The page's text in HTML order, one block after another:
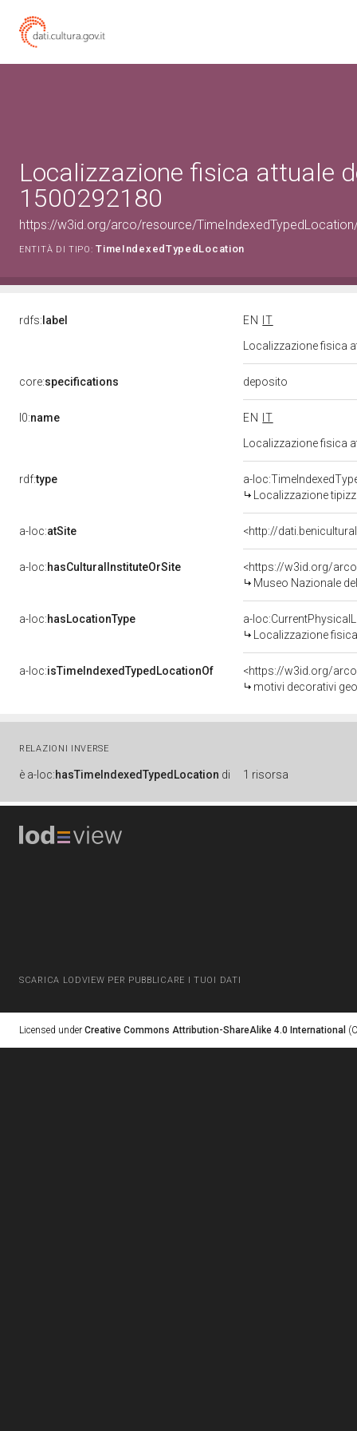
Localizzazione fisica attuale
1500292180
https://w3id.org/arco/resource/
ENTITÀ DI TIPO: TimeIndexedTypedLocation
rdfs: label EN
IT
Localizzazione fisica
core:specifications deposito
l0:name EN
IT
Localizzazione fisica
rdf:type
a-
Localizzazione
a-loc:atSite <http://
a-loc:hasCulturalInstituteOrSite
<https://w3id.org/
Museo Nazionale
a-loc:hasLocationType
a-
Localizzazione
a-loc:isTimeIndexedTypedLocationOf
<https://w3id.org/
motivi decorativi
RELAZIONI INVERSE
è a-loc:hasTimeIndexedTypedLocation di 1 risorsa
SCARICA LODVIEW PER PUBBLICARE I TUOI DATI
Licensed under Creative Commons Attribution-ShareAlike 4.0 International